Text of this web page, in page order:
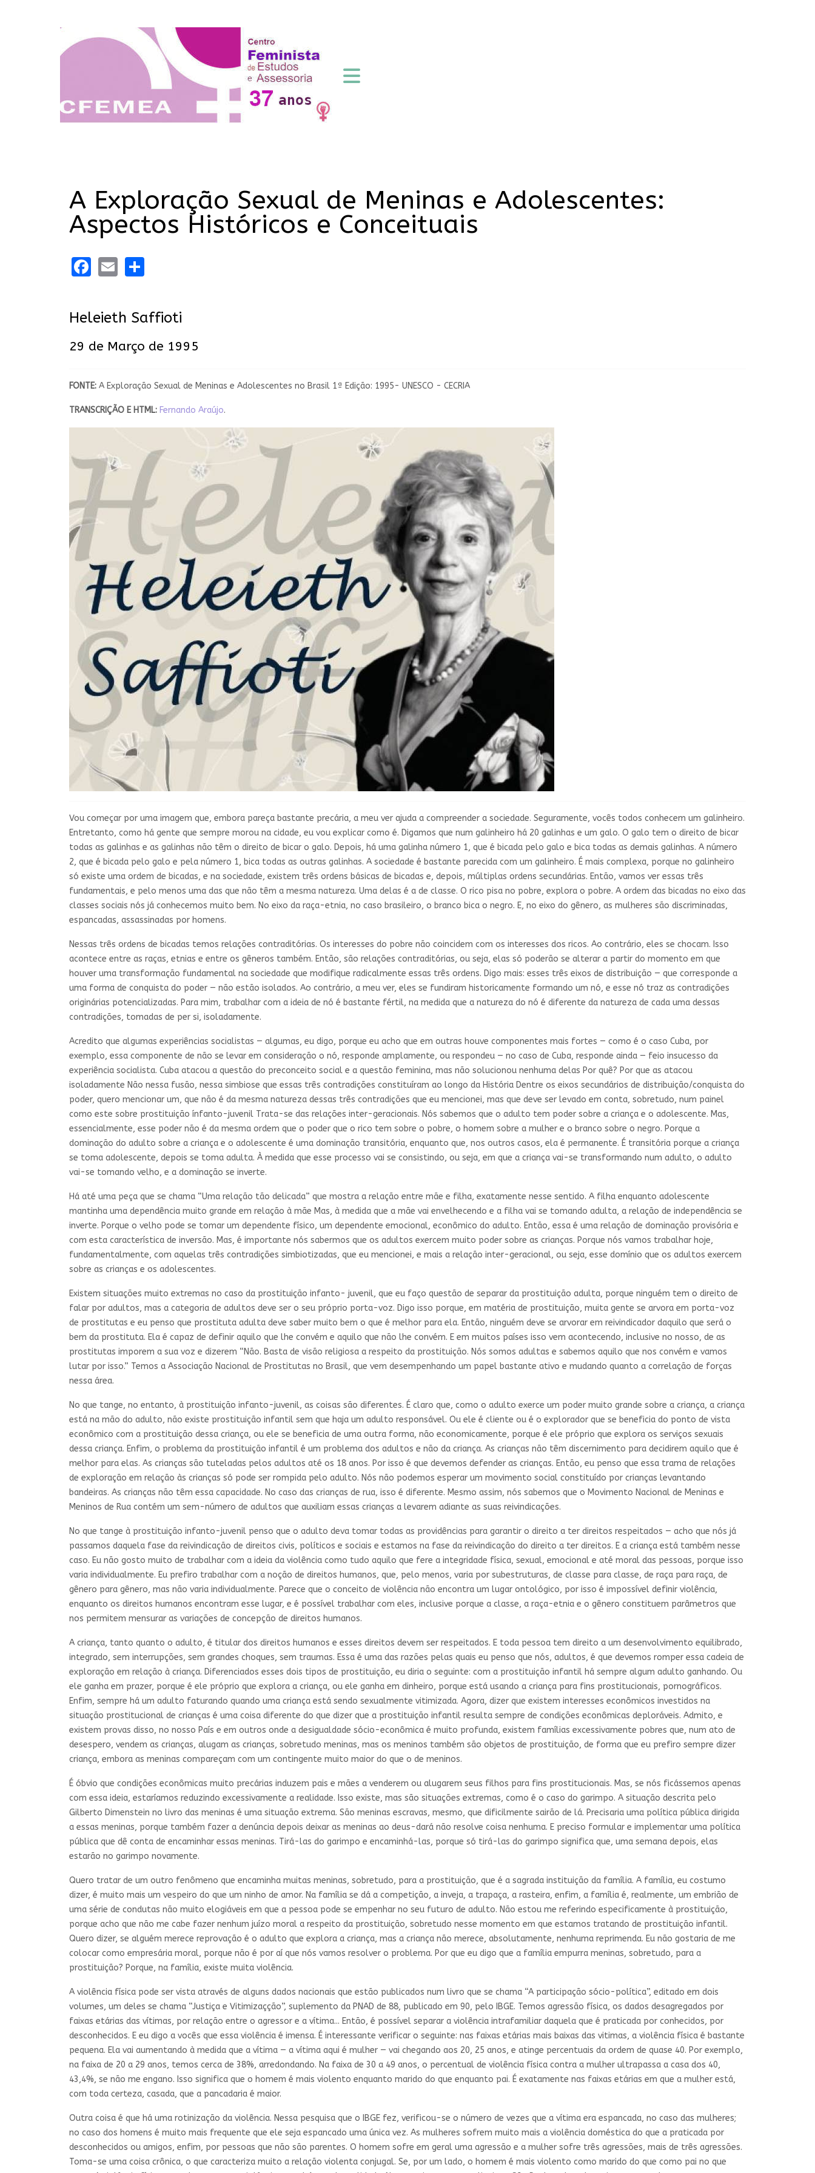
A Exploração Sexual de Meninas e Adolescentes:
Aspectos Históricos e Conceituais
Facebook
Email
Heleieth Saffioti
29 de Março de 1995
FONTE: A Exploração Sexual de Meninas e Adolescentes no Brasil 1ª Edição: 1995- UNESCO - CECRIA
TRANSCRIÇÃO E HTML: Fernando Araújo.
Vou começar por uma imagem que, embora pareça bastante precária, a meu ver ajuda a compreender a sociedade. Seguramente, vocês todos conhecem um galinheiro.
Entretanto, como há gente que sempre morou na cidade, eu vou explicar como é. Digamos que num galinheiro há 20 galinhas e um galo. O galo tem o direito de bicar
todas as galinhas e as galinhas não têm o direito de bicar o galo. Depois, há uma galinha número 1, que é bicada pelo galo e bica todas as demais galinhas. A número
2, que é bicada pelo galo e pela número 1, bica todas as outras galinhas. A sociedade é bastante parecida com um galinheiro. É mais complexa, porque no galinheiro
só existe uma ordem de bicadas, e na sociedade, existem três ordens básicas de bicadas e, depois, múltiplas ordens secundárias. Então, vamos ver essas três
fundamentais, e pelo menos uma das que não têm a mesma natureza. Uma delas é a de classe. O rico pisa no pobre, explora o pobre. A ordem das bicadas no eixo das
classes sociais nós já conhecemos muito bem. No eixo da raça-etnia, no caso brasileiro, o branco bica o negro. E, no eixo do gênero, as mulheres são discriminadas,
espancadas, assassinadas por homens.
Nessas três ordens de bicadas temos relações contraditórias. Os interesses do pobre não coincidem com os interesses dos ricos. Ao contrário, eles se chocam. Isso
acontece entre as raças, etnias e entre os gêneros também. Então, são relações contraditórias, ou seja, elas só poderão se alterar a partir do momento em que
houver uma transformação fundamental na sociedade que modifique radicalmente essas três ordens. Digo mais: esses três eixos de distribuição — que corresponde a
uma forma de conquista do poder — não estão isolados. Ao contrário, a meu ver, eles se fundiram historicamente formando um nó, e esse nó traz as contradições
originárias potencializadas. Para mim, trabalhar com a ideia de nó é bastante fértil, na medida que a natureza do nó é diferente da natureza de cada uma dessas
contradições, tomadas de per si, isoladamente.
Acredito que algumas experiências socialistas — algumas, eu digo, porque eu acho que em outras houve componentes mais fortes — como é o caso Cuba, por
exemplo, essa componente de não se levar em consideração o nó, responde amplamente, ou respondeu — no caso de Cuba, responde ainda — feio insucesso da
experiência socialista. Cuba atacou a questão do preconceito social e a questão feminina, mas não solucionou nenhuma delas Por quê? Por que as atacou
isoladamente Não nessa fusão, nessa simbiose que essas três contradições constituíram ao longo da História Dentre os eixos secundários de distribuição/conquista do
poder, quero mencionar um, que não é da mesma natureza dessas três contradições que eu mencionei, mas que deve ser levado em conta, sobretudo, num painel
como este sobre prostituição ínfanto-juvenil Trata-se das relações inter-geracionais. Nós sabemos que o adulto tem poder sobre a criança e o adolescente. Mas,
essencialmente, esse poder não é da mesma ordem que o poder que o rico tem sobre o pobre, o homem sobre a mulher e o branco sobre o negro. Porque a
dominação do adulto sobre a criança e o adolescente é uma dominação transitória, enquanto que, nos outros casos, ela é permanente. É transitória porque a criança
se toma adolescente, depois se toma adulta. À medida que esse processo vai se consistindo, ou seja, em que a criança vai-se transformando num adulto, o adulto
vai-se tomando velho, e a dominação se inverte.
Há até uma peça que se chama “Uma relação tão delicada” que mostra a relação entre mãe e filha, exatamente nesse sentido. A filha enquanto adolescente
mantinha uma dependência muito grande em relação à mãe Mas, à medida que a mãe vai envelhecendo e a filha vai se tomando adulta, a relação de independência se
inverte. Porque o velho pode se tomar um dependente físico, um dependente emocional, econômico do adulto. Então, essa é uma relação de dominação provisória e
com esta característica de inversão. Mas, é importante nós sabermos que os adultos exercem muito poder sobre as crianças. Porque nós vamos trabalhar hoje,
fundamentalmente, com aquelas três contradições simbiotizadas, que eu mencionei, e mais a relação inter-geracional, ou seja, esse domínio que os adultos exercem
sobre as crianças e os adolescentes.
Existem situações muito extremas no caso da prostituição infanto- juvenil, que eu faço questão de separar da prostituição adulta, porque ninguém tem o direito de
falar por adultos, mas a categoria de adultos deve ser o seu próprio porta-voz. Digo isso porque, em matéria de prostituição, muita gente se arvora em porta-voz
de prostitutas e eu penso que prostituta adulta deve saber muito bem o que é melhor para ela. Então, ninguém deve se arvorar em reivindicador daquilo que será o
bem da prostituta. Ela é capaz de definir aquilo que lhe convém e aquilo que não lhe convém. E em muitos países isso vem acontecendo, inclusive no nosso, de as
prostitutas imporem a sua voz e dizerem “Não. Basta de visão religiosa a respeito da prostituição. Nós somos adultas e sabemos aquilo que nos convém e vamos
lutar por isso.” Temos a Associação Nacional de Prostitutas no Brasil, que vem desempenhando um papel bastante ativo e mudando quanto a correlação de forças
nessa área.
No que tange, no entanto, à prostituição infanto-juvenil, as coisas são diferentes. É claro que, como o adulto exerce um poder muito grande sobre a criança, a criança
está na mão do adulto, não existe prostituição infantil sem que haja um adulto responsável. Ou ele é cliente ou é o explorador que se beneficia do ponto de vista
econômico com a prostituição dessa criança, ou ele se beneficia de uma outra forma, não economicamente, porque é ele próprio que explora os serviços sexuais
dessa criança. Enfim, o problema da prostituição infantil é um problema dos adultos e não da criança. As crianças não têm discernimento para decidirem aquilo que é
melhor para elas. As crianças são tuteladas pelos adultos até os 18 anos. Por isso é que devemos defender as crianças. Então, eu penso que essa trama de relações
de exploração em relação às crianças só pode ser rompida pelo adulto. Nós não podemos esperar um movimento social constituído por crianças levantando
bandeiras. As crianças não têm essa capacidade. No caso das crianças de rua, isso é diferente. Mesmo assim, nós sabemos que o Movimento Nacional de Meninas e
Meninos de Rua contém um sem-número de adultos que auxiliam essas crianças a levarem adiante as suas reivindicações.
No que tange à prostituição infanto-juvenil penso que o adulto deva tomar todas as providências para garantir o direito a ter direitos respeitados — acho que nós já
passamos daquela fase da reivindicação de direitos civis, políticos e sociais e estamos na fase da reivindicação do direito a ter direitos. E a criança está também nesse
caso. Eu não gosto muito de trabalhar com a ideia da violência como tudo aquilo que fere a integridade física, sexual, emocional e até moral das pessoas, porque isso
varia individualmente. Eu prefiro trabalhar com a noção de direitos humanos, que, pelo menos, varia por subestruturas, de classe para classe, de raça para raça, de
gênero para gênero, mas não varia individualmente. Parece que o conceito de violência não encontra um lugar ontológico, por isso é impossível definir violência,
enquanto os direitos humanos encontram esse lugar, e é possível trabalhar com eles, inclusive porque a classe, a raça-etnia e o gênero constituem parâmetros que
nos permitem mensurar as variações de concepção de direitos humanos.
A criança, tanto quanto o adulto, é titular dos direitos humanos e esses direitos devem ser respeitados. E toda pessoa tem direito a um desenvolvimento equilibrado,
integrado, sem interrupções, sem grandes choques, sem traumas. Essa é uma das razões pelas quais eu penso que nós, adultos, é que devemos romper essa cadeia de
exploração em relação à criança. Diferenciados esses dois tipos de prostituição, eu diria o seguinte: com a prostituição infantil há sempre algum adulto ganhando. Ou
ele ganha em prazer, porque é ele próprio que explora a criança, ou ele ganha em dinheiro, porque está usando a criança para fins prostitucionais, pornográficos.
Enfim, sempre há um adulto faturando quando uma criança está sendo sexualmente vitimizada. Agora, dizer que existem interesses econômicos investidos na
situação prostitucional de crianças é uma coisa diferente do que dizer que a prostituição infantil resulta sempre de condições econômicas deploráveis. Admito, e
existem provas disso, no nosso País e em outros onde a desigualdade sócio-econômica é muito profunda, existem famílias excessivamente pobres que, num ato de
desespero, vendem as crianças, alugam as crianças, sobretudo meninas, mas os meninos também são objetos de prostituição, de forma que eu prefiro sempre dizer
criança, embora as meninas compareçam com um contingente muito maior do que o de meninos.
É óbvio que condições econômicas muito precárias induzem pais e mães a venderem ou alugarem seus filhos para fins prostitucionais. Mas, se nós ficássemos apenas
com essa ideia, estaríamos reduzindo excessivamente a realidade. Isso existe, mas são situações extremas, como é o caso do garimpo. A situação descrita pelo
Gilberto Dimenstein no livro das meninas é uma situação extrema. São meninas escravas, mesmo, que dificilmente sairão de lá. Precisaria uma política pública dirigida
a essas meninas, porque também fazer a denúncia depois deixar as meninas ao deus-dará não resolve coisa nenhuma. E preciso formular e implementar uma política
pública que dê conta de encaminhar essas meninas. Tirá-las do garimpo e encaminhá-las, porque só tirá-las do garimpo significa que, uma semana depois, elas
estarão no garimpo novamente.
Quero tratar de um outro fenômeno que encaminha muitas meninas, sobretudo, para a prostituição, que é a sagrada instituição da família. A família, eu costumo
dizer, é muito mais um vespeiro do que um ninho de amor. Na família se dá a competição, a inveja, a trapaça, a rasteira, enfim, a família é, realmente, um embrião de
uma série de condutas não muito elogiáveis em que a pessoa pode se empenhar no seu futuro de adulto. Não estou me referindo especificamente à prostituição,
porque acho que não me cabe fazer nenhum juízo moral a respeito da prostituição, sobretudo nesse momento em que estamos tratando de prostituição infantil.
Quero dizer, se alguém merece reprovação é o adulto que explora a criança, mas a criança não merece, absolutamente, nenhuma reprimenda. Eu não gostaria de me
colocar como empresária moral, porque não é por aí que nós vamos resolver o problema. Por que eu digo que a família empurra meninas, sobretudo, para a
prostituição? Porque, na família, existe muita violência.
A violência física pode ser vista através de alguns dados nacionais que estão publicados num livro que se chama “A participação sócio-política”, editado em dois
volumes, um deles se chama “Justiça e Vitimizaçção”, suplemento da PNAD de 88, publicado em 90, pelo IBGE. Temos agressão física, os dados desagregados por
faixas etárias das vítimas, por relação entre o agressor e a vítima... Então, é possível separar a violência intrafamiliar daquela que é praticada por conhecidos, por
desconhecidos. E eu digo a vocês que essa violência é imensa. É interessante verificar o seguinte: nas faixas etárias mais baixas das vitimas, a violência física é bastante
pequena. Ela vai aumentando à medida que a vítima — a vítima aqui é mulher — vai chegando aos 20, 25 anos, e atinge percentuais da ordem de quase 40. Por exemplo,
na faixa de 20 a 29 anos, temos cerca de 38%, arredondando. Na faixa de 30 a 49 anos, o percentual de violência física contra a mulher ultrapassa a casa dos 40,
43,4%, se não me engano. Isso significa que o homem é mais violento enquanto marido do que enquanto pai. É exatamente nas faixas etárias em que a mulher está,
com toda certeza, casada, que a pancadaria é maior.
Outra coisa é que há uma rotinização da violência. Nessa pesquisa que o IBGE fez, verificou-se o número de vezes que a vítima era espancada, no caso das mulheres;
no caso dos homens é muito mais frequente que ele seja espancado uma única vez. As mulheres sofrem muito mais a violência doméstica do que a praticada por
desconhecidos ou amigos, enfim, por pessoas que não são parentes. O homem sofre em geral uma agressão e a mulher sofre três agressões, mais de três agressões.
Toma-se uma coisa crônica, o que caracteriza muito a relação violenta conjugal. Se, por um lado, o homem é mais violento como marido do que como pai no que